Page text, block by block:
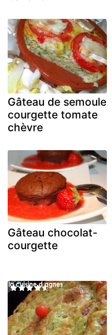
Gâteau de semoule
courgette tomate
chèvre
Gâteau chocolat-
courgette